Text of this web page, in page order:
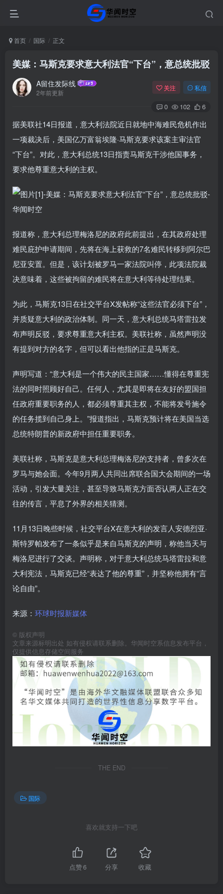
首页 国际 正文
美媒：马斯克要求意大利法官“下台”，意总统批驳
A留住发际线
2年前更新
关注 私信
0 102 6
据美联社14日报道，意大利法院近日就地中海难民危机作出
一项裁决后，美国亿万富翁埃隆·马斯克要求该案主审法官
“下台”。对此，意大利总统13日指责马斯克干涉他国事务，
要求他尊重意大利的主权。
报道称，意大利总理梅洛尼的政府此前提出，在其政府处理
难民庇护申请期间，先将在海上获救的7名难民转移到阿尔巴
尼亚安置。但是，该计划被罗马一家法院叫停，此项法院裁
决意味着，这些被拘留的难民将在意大利等待处理结果。
为此，马斯克13日在社交平台X发帖称“这些法官必须下台”，
并质疑意大利的政治体制。同一天，意大利总统马塔雷拉发
布声明反驳，要求尊重意大利主权。美联社称，虽然声明没
有提到对方的名字，但可以看出他指的正是马斯克。
声明写道：“意大利是一个伟大的民主国家……懂得在尊重宪
法的同时照顾好自己。任何人，尤其是即将在友好的盟国担
任政府重要职务的人，都必须尊重其主权，不能将发号施令
的任务揽到自己身上。”报道指出，马斯克预计将在美国当选
总统特朗普的新政府中担任重要职务。
美联社称，马斯克是意大利总理梅洛尼的支持者，曾多次在
罗马与她会面。今年9月两人共同出席联合国大会期间的一场
活动，引发大量关注，甚至导致马斯克方面否认两人正在交
往的传言，平息了外界的相关猜测。
11月13日晚些时候，社交平台X在意大利的发言人安德烈亚·
斯特罗帕发布了一条似乎是来自马斯克的声明，称他当天与
梅洛尼进行了交谈。声明称，对于意大利总统马塔雷拉和意
大利宪法，马斯克已经“表达了他的尊重”，并坚称他拥有“言
论自由”。
来源： 环球时报新媒体
© 版权声明
文章来源标明出处 如有侵权请联系删除。华闻时空系信息发布平台，
仅提供信息存储空间服务
THE END
国际
喜欢就支持一下吧
点赞6 分享 收藏